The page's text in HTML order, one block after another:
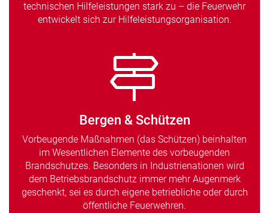
technischen Hilfeleistungen stark zu – die Feuerwehr
entwickelt sich zur Hilfeleistungsorganisation.
Bergen & Schützen
Vorbeugende Maßnahmen (das Schützen) beinhalten
im Wesentlichen Elemente des vorbeugenden
Brandschutzes. Besonders in Industrienationen wird
dem Betriebsbrandschutz immer mehr Augenmerk
geschenkt, sei es durch eigene betriebliche oder durch
öffentliche Feuerwehren.